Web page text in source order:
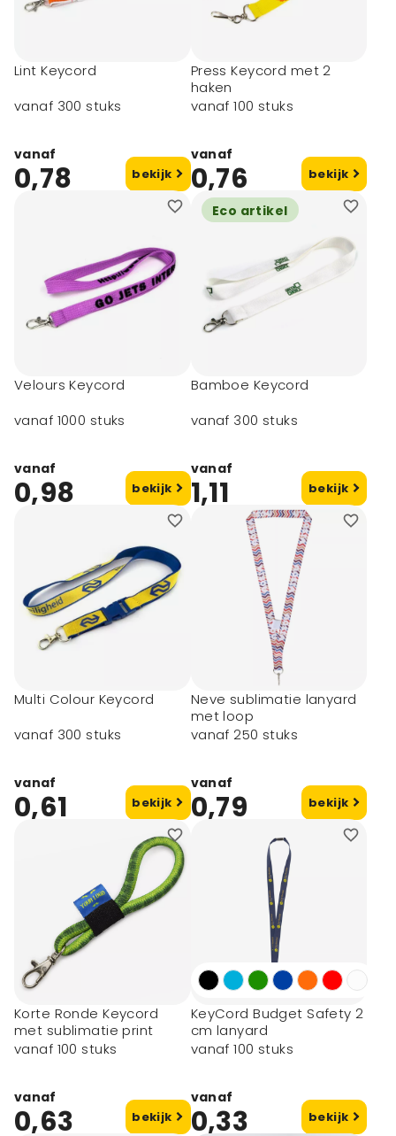
Lint Keycord
vanaf 300 stuks
vanaf
0,78 bekijk
Press Keycord met 2
haken
vanaf 100 stuks
vanaf
0,76 bekijk
Velours Keycord
vanaf 1000 stuks
vanaf
0,98 bekijk
Eco artikel
Bamboe Keycord
vanaf 300 stuks
vanaf
1,11 bekijk
Multi Colour Keycord
vanaf 300 stuks
vanaf
0,61 bekijk
Neve sublimatie lanyard
met loop
vanaf 250 stuks
vanaf
0,79 bekijk
Korte Ronde Keycord
met sublimatie print
vanaf 100 stuks
vanaf
0,63 bekijk
KeyCord Budget Safety 2
cm lanyard
vanaf 100 stuks
vanaf
0,33 bekijk